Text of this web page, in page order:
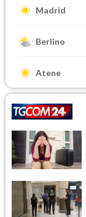
Madrid
Berlino
Atene